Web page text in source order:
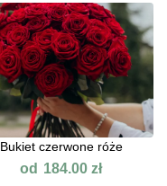
Bukiet czerwone róże
od 184.00zł